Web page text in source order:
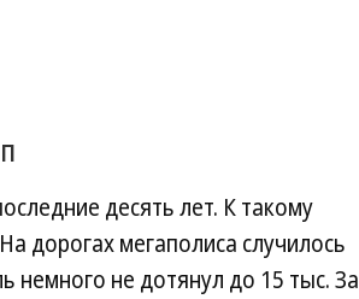
десять лет. К такому
дорогах мегаполиса случилось
немного не дотянул до 15 тыс. За